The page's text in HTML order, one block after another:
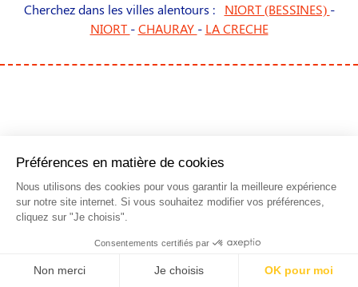
Cherchez dans les villes alentours : NIORT (BESSINES) -
NIORT -CHAURAY - LA CRECHE